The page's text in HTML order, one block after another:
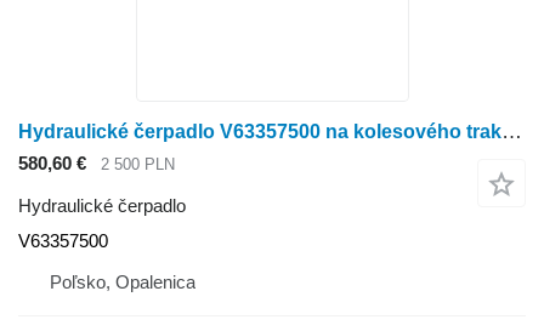
Hydraulické čerpadlo V63357500 na kolesového traktora Valtra N141
580,60 € 2 500 PLN
Hydraulické čerpadlo
V63357500
Poľsko, Opalenica